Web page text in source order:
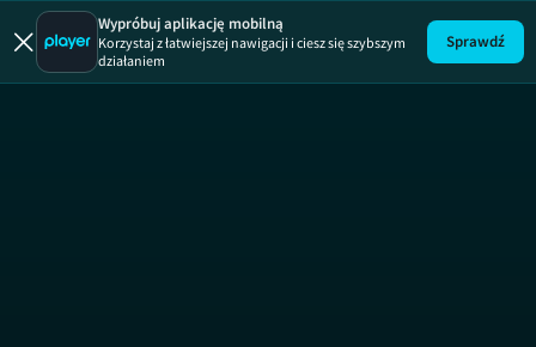
Wypróbuj aplikację mobilną
Korzystaj z łatwiejszej nawigacji i ciesz się szybszym
działaniem
Sprawdź